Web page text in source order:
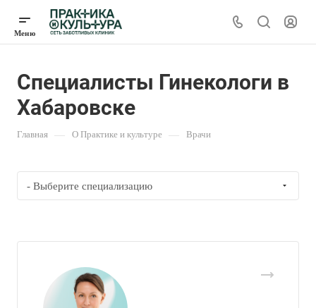
Специалисты Гинекологи в
Хабаровске
Главная — О Практике и культуре — Врачи
- Выберите специализацию